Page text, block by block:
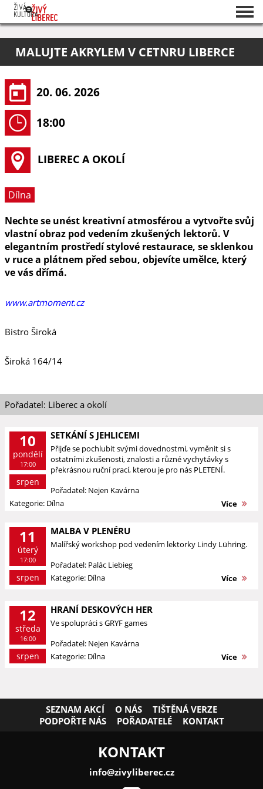
O projektu
Pořadatelé
MALUJTE AKRYLEM V CETNRU LIBERCE
20. 06. 2026
18:00
LIBEREC A OKOLÍ
Dílna
Nechte se unést kreativní atmosférou a vytvořte svůj
vlastní obraz pod vedením zkušených lektorů. V
elegantním prostředí stylové restaurace, se sklenkou
v ruce a plátnem před sebou, objevíte umělce, který
ve vás dřímá.
www.artmoment.cz
Bistro Široká
Široká 164/14
Pořadatel: Liberec a okolí
10
pondělí
17:00
srpen
SETKÁNÍ S JEHLICEMI
Přijďe se pochlubit svými dovednostmi, vyměnit si s
ostatními zkušenosti, znalosti a různé vychytávky s
překrásnou ruční prací, kterou je pro nás PLETENÍ.
Pořadatel: Nejen Kavárna
Kategorie: Dílna
Více
11
úterý
17:00
srpen
MALBA V PLENÉRU
Malířský workshop pod vedením lektorky Lindy Lühring.
Pořadatel: Palác Liebieg
Kategorie: Dílna
Více
12
středa
16:00
srpen
HRANÍ DESKOVÝCH HER
Ve spolupráci s GRYF games
Pořadatel: Nejen Kavárna
Kategorie: Dílna
Více
SEZNAM AKCÍ O NÁS
TIŠTĚNÁ VERZE
PODPOŘTE NÁS
POŘADATELÉ KONTAKT
KONTAKT
info@zivyliberec.cz